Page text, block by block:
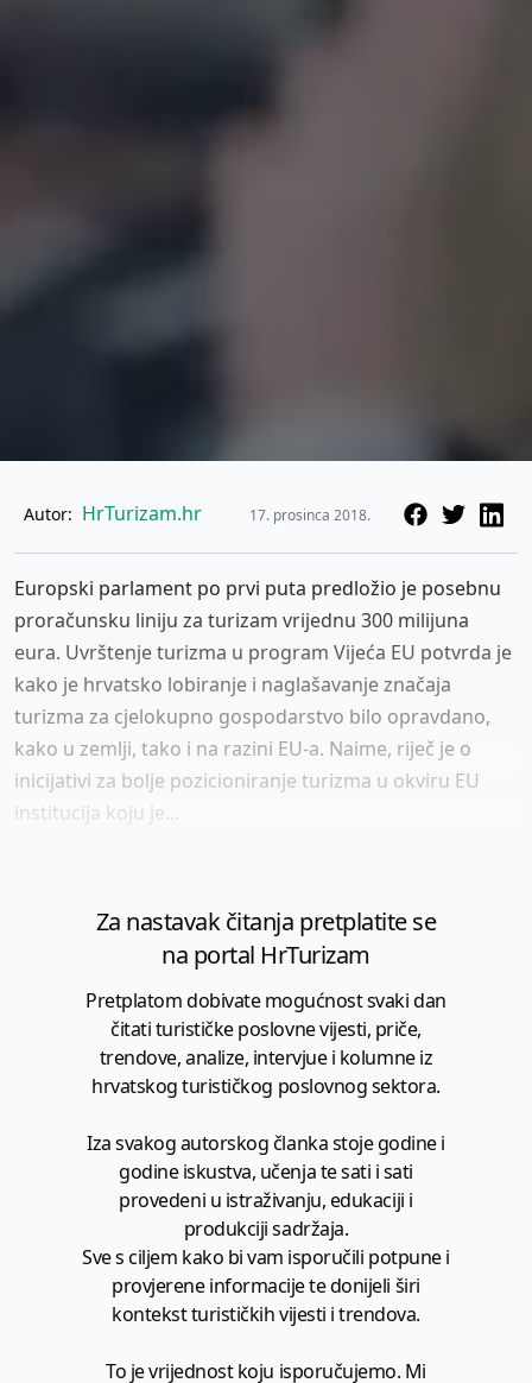
Autor: HrTurizam.hr 17. prosinca 2018.
Europski parlament po prvi puta predložio je posebnu
proračunsku liniju za turizam vrijednu 300 milijuna
eura. Uvrštenje turizma u program Vijeća EU potvrda je
kako je hrvatsko lobiranje i naglašavanje značaja
turizma za cjelokupno gospodarstvo bilo opravdano,
kako u zemlji, tako i na razini EU-a. Naime, riječ je o
inicijativi za bolje pozicioniranje turizma u okviru EU
institucija koju je...
Za nastavak čitanja pretplatite se
na portal HrTurizam
Pretplatom dobivate mogućnost svaki dan
čitati turističke poslovne vijesti, priče,
trendove, analize, intervjue i kolumne iz
hrvatskog turističkog poslovnog sektora.
Iza svakog autorskog članka stoje godine i
godine iskustva, učenja te sati i sati
provedeni u istraživanju, edukaciji i
produkciji sadržaja.
Sve s ciljem kako bi vam isporučili potpune i
provjerene informacije te donijeli širi
kontekst turističkih vijesti i trendova.
To je vrijednost koju isporučujemo. Mi